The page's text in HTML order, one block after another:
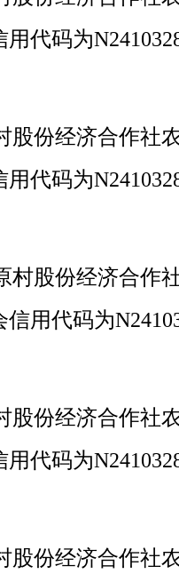
代码为
股份经济合作社
代码为
村股份经济合作
用代码为
股份经济合作社
代码为
股份经济合作社